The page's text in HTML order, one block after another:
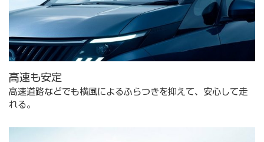
高速も安定
高速道路などでも横風によるふらつきを抑えて、安心して走
れる。